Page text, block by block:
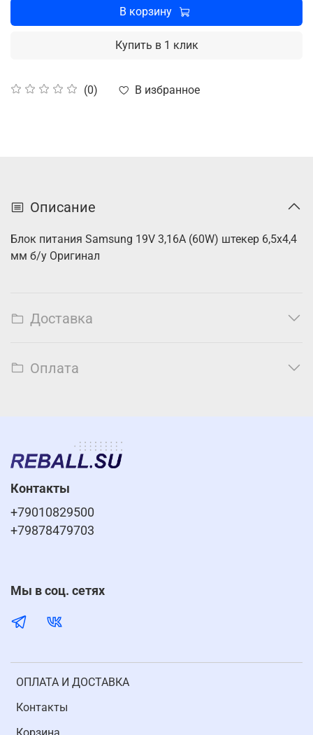
(0) В избранное
В корзину
Купить в 1 клик
Описание
Блок питания Samsung 19V 3,16A (60W) штекер 6,5х4,4
мм б/у Оригинал
Доставка
Оплата
ОПЛАТА И ДОСТАВКА
Контакты
Контакты
+79010829500
+79878479703
Мы в соц. сетях